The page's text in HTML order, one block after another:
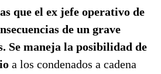
que el ex jefe operativo de
de un grave
Se maneja la posibilidad de
a los condenados a cadena